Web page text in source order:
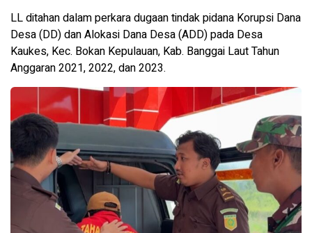
LL ditahan dalam perkara dugaan tindak pidana Korupsi Dana
Desa (DD) dan Alokasi Dana Desa (ADD) pada Desa
Kaukes, Kec. Bokan Kepulauan, Kab. Banggai Laut Tahun
Anggaran 2021, 2022, dan 2023.